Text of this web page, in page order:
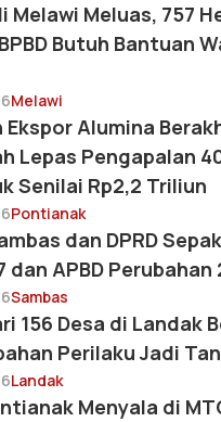
Melawi Meluas, 757
Butuh Bantuan
Melawi
Alumina
Lepas Pengapalan
Senilai Rp2,2 Triliun
Pontianak
dan DPRD
dan APBD Perubahan
Sambas
156 Desa di Landak
Perilaku Jadi
Landak
Menyala di